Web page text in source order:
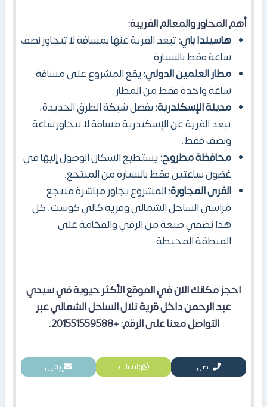
أهم المحاور والمعالم القريبة:
هاسيندا باي:تبعد القرية عنها بمسافة لا تتجاوز نصف
ساعة فقط بالسيارة.
مطار العلمين الدولي:يقع المشروع على مسافة
ساعة واحدة فقط من المطار.
مدينة الإسكندرية:بفضل شبكة الطرق الجديدة،
تبعد القرية عن الإسكندرية مسافة لا تتجاوز ساعة
ونصف فقط.
محافظة مطروح:يستطيع السكان الوصول إليها في
غضون ساعتين فقط بالسيارة من المنتجع.
القرى المجاورة:المشروع يجاور مباشرة منتجع
مراسي الساحل الشمالي وقرية كالي كوست، كل
هذا يُضفي صبغة من الرقي والفخامة على
المنطقة المحيطة.
احجز مكانك الان في الموقع الأكثر حيوية في سيدي
عبد الرحمن داخل قرية تلال الساحل الشمالي عبر
التواصل معنا على الرقم: +201551559588.
اتصل واتساب إيميل